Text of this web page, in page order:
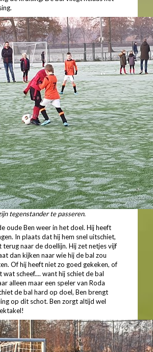
tegenstander te passeren.
oude Ben weer in het doel. Hij heeft
In plaats dat hij hem snel uitschiet,
naar de doellijn. Hij zet netjes vijf
dan kijken naar wie hij de bal zou
Of hij heeft niet zo goed gekeken, of
scheef.... want hij schiet de bal
alleen maar een speler van Roda
de bal hard op doel, Ben brengt
op dit schot. Ben zorgt altijd wel